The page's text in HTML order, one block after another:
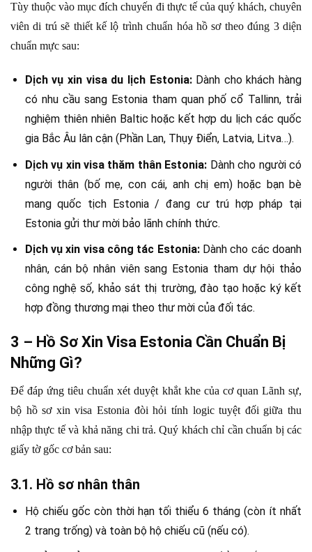
Tùy thuộc vào mục đích chuyến đi thực tế của quý khách, chuyên
viên di trú sẽ thiết kế lộ trình chuẩn hóa hồ sơ theo đúng 3 diện
chuẩn mực sau:
Dịch vụ xin visa du lịch Estonia:Dành cho khách hàng
có nhu cầu sang Estonia tham quan phố cổ Tallinn, trải
nghiệm thiên nhiên Baltic hoặc kết hợp du lịch các quốc
gia Bắc Âu lân cận (Phần Lan, Thụy Điển, Latvia, Litva…).
Dịch vụ xin visa thăm thân Estonia: Dành cho người có
người thân (bố mẹ, con cái, anh chị em) hoặc bạn bè
mang quốc tịch Estonia / đang cư trú hợp pháp tại
Estonia gửi thư mời bảo lãnh chính thức.
Dịch vụ xin visa công tác Estonia:Dành cho các doanh
nhân, cán bộ nhân viên sang Estonia tham dự hội thảo
công nghệ số, khảo sát thị trường, đào tạo hoặc ký kết
hợp đồng thương mại theo thư mời của đối tác.
3 – Hồ Sơ Xin Visa Estonia Cần Chuẩn Bị
Những Gì?
Để đáp ứng tiêu chuẩn xét duyệt khắt khe của cơ quan Lãnh sự,
bộ hồ sơ xin visa Estonia đòi hỏi tính logic tuyệt đối giữa thu
nhập thực tế và khả năng chi trả. Quý khách chỉ cần chuẩn bị các
giấy tờ gốc cơ bản sau:
3.1. Hồ sơ nhân thân
Hộ chiếu gốc còn thời hạn tối thiểu 6 tháng (còn ít nhất
2 trang trống) và toàn bộ hộ chiếu cũ (nếu có).